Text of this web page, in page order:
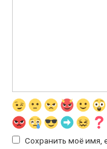
Сохранить моё имя,